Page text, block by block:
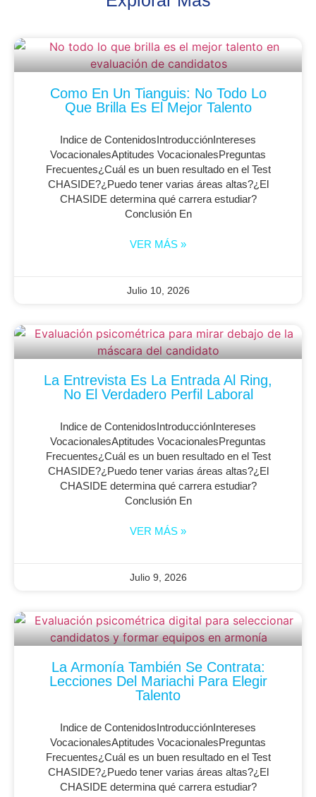
Como En Un Tianguis: No Todo Lo
Que Brilla Es El Mejor Talento
Indice de ContenidosIntroducciónIntereses
VocacionalesAptitudes VocacionalesPreguntas
Frecuentes¿Cuál es un buen resultado en el Test
CHASIDE?¿Puedo tener varias áreas altas?¿El
CHASIDE determina qué carrera estudiar?
Conclusión En
VER MÁS »
Julio 10, 2026
La Entrevista Es La Entrada Al Ring,
No El Verdadero Perfil Laboral
Indice de ContenidosIntroducciónIntereses
VocacionalesAptitudes VocacionalesPreguntas
Frecuentes¿Cuál es un buen resultado en el Test
CHASIDE?¿Puedo tener varias áreas altas?¿El
CHASIDE determina qué carrera estudiar?
Conclusión En
VER MÁS »
Julio 9, 2026
La Armonía También Se Contrata:
Lecciones Del Mariachi Para Elegir
Talento
Indice de ContenidosIntroducciónIntereses
VocacionalesAptitudes VocacionalesPreguntas
Frecuentes¿Cuál es un buen resultado en el Test
CHASIDE?¿Puedo tener varias áreas altas?¿El
CHASIDE determina qué carrera estudiar?